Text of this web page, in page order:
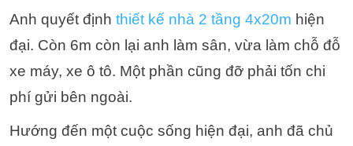
Anh quyết định thiết kế nhà 2 tầng 4x20m hiện
đại. Còn 6m còn lại anh làm sân, vừa làm chỗ đỗ
xe máy, xe ô tô. Một phần cũng đỡ phải tốn chi
phí gửi bên ngoài.
Hướng đến một cuộc sống hiện đại, anh đã chủ